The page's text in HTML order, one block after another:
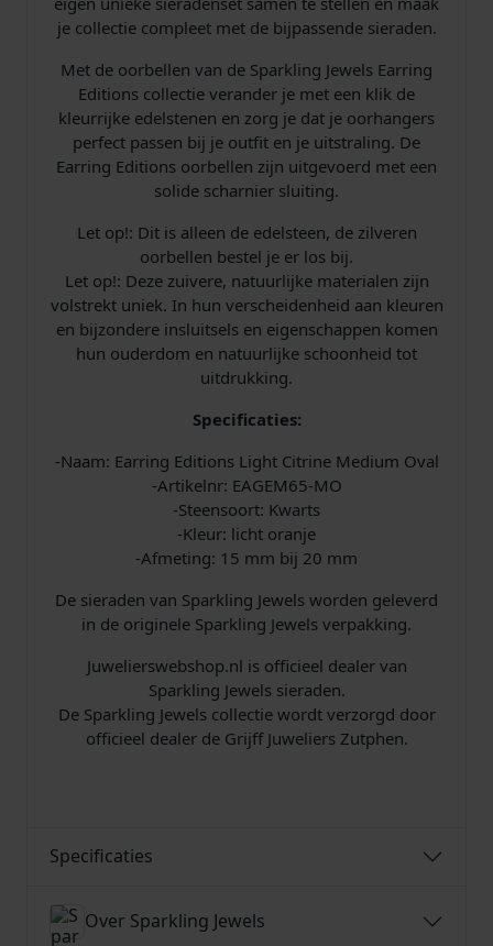
e
M
e
d
i
u
m
O
a
l
E
A
G
E
M
t
a
je collectie compleet met de bijpassende sieraden.
Met de oorbellen van de Sparkling Jewels Earring
Editions collectie verander je met een klik de
kleurrijke edelstenen en zorg je dat je oorhangers
perfect passen bij je outfit en je uitstraling. De
Earring Editions oorbellen zijn uitgevoerd met een
solide scharnier sluiting.
Let op!: Dit is alleen de edelsteen, de zilveren
oorbellen bestel je er los bij.
Let op!: Deze zuivere, natuurlijke materialen zijn
volstrekt uniek. In hun verscheidenheid aan kleuren
en bijzondere insluitsels en eigenschappen komen
hun ouderdom en natuurlijke schoonheid tot
uitdrukking.
Specificaties:
-Naam: Earring Editions Light Citrine Medium Oval
-Artikelnr: EAGEM65-MO
-Steensoort: Kwarts
-Kleur: licht oranje
-Afmeting: 15 mm bij 20 mm
De sieraden van Sparkling Jewels worden geleverd
in de originele Sparkling Jewels verpakking.
Juwelierswebshop.nl is officieel dealer van
Sparkling Jewels sieraden.
De Sparkling Jewels collectie wordt verzorgd door
officieel dealer de Grijff Juweliers Zutphen.
Specificaties
Over Sparkling Jewels